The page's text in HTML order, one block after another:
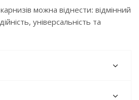
можна віднести: відмінний
універсальність та